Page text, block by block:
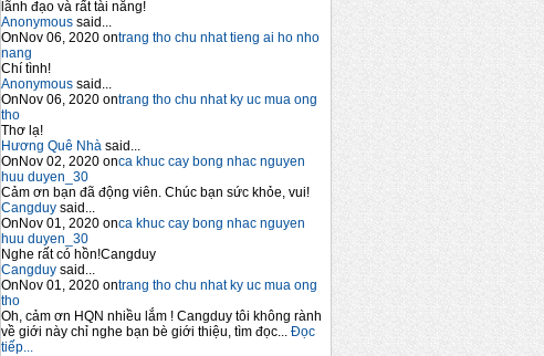
lãnh đạo và rất tài năng!
Anonymous said...
OnNov 06, 2020 ontrang tho chu nhat tieng ai ho nho
nang
Chí tình!
Anonymous said...
OnNov 06, 2020 ontrang tho chu nhat ky uc mua ong
tho
Thơ lạ!
Hương Quê Nhà said...
OnNov 02, 2020 onca khuc cay bong nhac nguyen
huu duyen_30
Cảm ơn bạn đã động viên. Chúc bạn sức khỏe, vui!
Cangduy said...
OnNov 01, 2020 onca khuc cay bong nhac nguyen
huu duyen_30
Nghe rất có hồn!Cangduy
Cangduy said...
OnNov 01, 2020 ontrang tho chu nhat ky uc mua ong
tho
Oh, cảm ơn HQN nhiều lắm ! Cangduy tôi không rành
về giới này chỉ nghe bạn bè giới thiệu, tìm đọc... Đọc
tiếp...